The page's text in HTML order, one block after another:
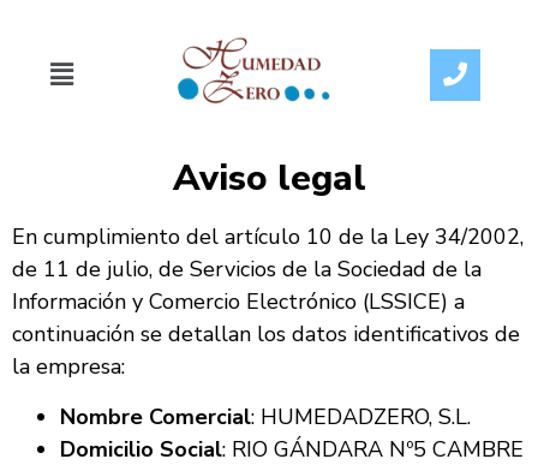
Aviso legal
En cumplimiento del artículo 10 de la Ley 34/2002,
de 11 de julio, de Servicios de la Sociedad de la
Información y Comercio Electrónico (LSSICE) a
continuación se detallan los datos identificativos de
la empresa:
Nombre Comercial: HUMEDADZERO, S.L.
Domicilio Social: RIO GÁNDARA Nº5 CAMBRE